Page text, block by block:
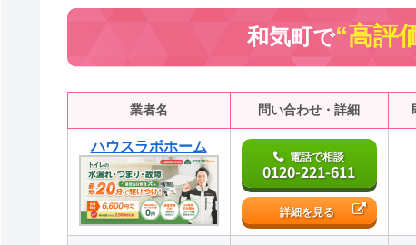
和気町で“高評
業者名 問い合わせ・詳細
ハウスラボホーム
電話で相談
0120-221-611
詳細を見る